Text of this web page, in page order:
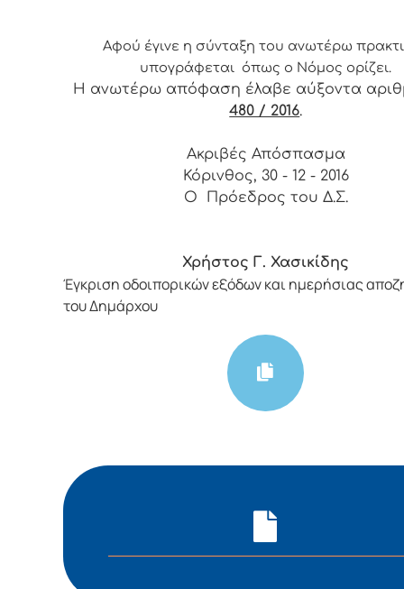
Αφού έγινε η σύνταξη του ανωτέρω
υπογράφεται όπως ο Νόμος ορίζει.
Η ανωτέρω απόφαση έλαβε αύξοντα
480 / 2016.
Ακριβές Απόσπασμα
Κόρινθος, 30 - 12 - 2016
Ο Πρόεδρος του Δ.Σ.
Χρήστος Γ. Χασικίδης
Έγκριση οδοιπορικών εξόδων και ημερήσιας
του Δημάρχου